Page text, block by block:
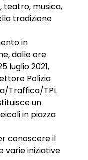
teatro, musica,
tradizione
in
dalle ore
luglio 2021,
Polizia
Traffico/TPL
un
in piazza
conoscere il
varie iniziative